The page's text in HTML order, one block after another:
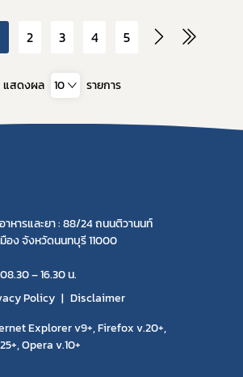
2 3 4 5
แสดงผล 10 รายการ
หารและยา : 88/24 ถนนติวานนท์
อง จังหวัดนนทบุรี 11000
– 16.30 น.
Policy
Disclaimer
Explorer v9+, Firefox v.20+,
Opera v.10+